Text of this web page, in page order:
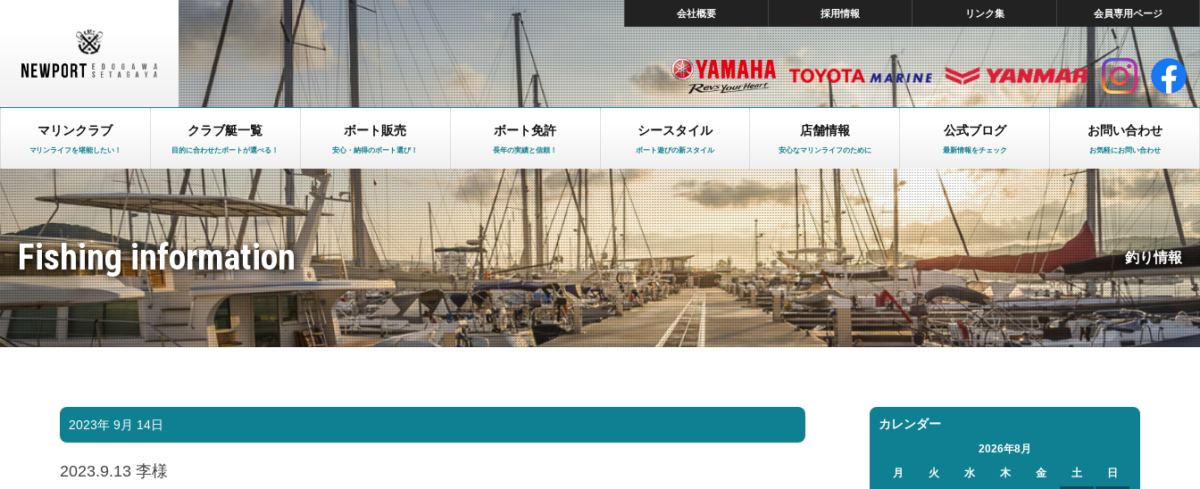
会社概要 採用情報 リンク集 会員専用ページ
マリンクラブ
マリンライフを堪能したい！
クラブ艇一覧
目的に合わせたボートが選べる！
ボート販売
安心・納得のボート選び！
ボート免許
長年の実績と信頼！
シースタイル
ボート遊びの新スタイル
店舗情報
安心なマリンライフのために
公式ブログ
最新情報をチェック
お問い合わせ
お気軽にお問い合わせ
Fishing information 釣り情報
2023年 9月 14日
2023.9.13 李様
カレンダー
2026年8月
月
火 水 木 金 土
日